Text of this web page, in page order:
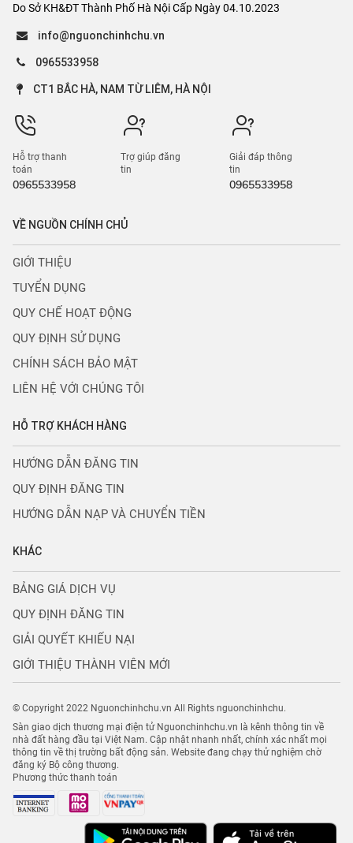
Do Sở KH&ĐT Thành Phố Hà Nội Cấp Ngày 04.10.2023
info@nguonchinhchu.vn
0965533958
CT1 BẮC HÀ, NAM TỪ LIÊM, HÀ NỘI
Hỗ trợ thanh
toán
0965533958
Trợ giúp đăng
tin
Giải đáp thông
tin
0965533958
VỀ NGUỒN CHÍNH CHỦ
GIỚI THIỆU
TUYỂN DỤNG
QUY CHẾ HOẠT ĐỘNG
QUY ĐỊNH SỬ DỤNG
CHÍNH SÁCH BẢO MẬT
LIÊN HỆ VỚI CHÚNG TÔI
HỖ TRỢ KHÁCH HÀNG
HƯỚNG DẪN ĐĂNG TIN
QUY ĐỊNH ĐĂNG TIN
HƯỚNG DẪN NẠP VÀ CHUYỂN TIỀN
KHÁC
BẢNG GIÁ DỊCH VỤ
QUY ĐỊNH ĐĂNG TIN
GIẢI QUYẾT KHIẾU NẠI
GIỚI THIỆU THÀNH VIÊN MỚI
© Copyright 2022 Nguonchinhchu.vn All Rights nguonchinhchu.
Sàn giao dịch thương mại điện tử Nguonchinhchu.vn là kênh thông tin về
nhà đất hàng đầu tại Việt Nam. Cập nhật nhanh nhất, chính xác nhất mọi
thông tin về thị trường bất động sản. Website đang chạy thử nghiệm chờ
đăng ký Bộ công thương.
Phương thức thanh toán